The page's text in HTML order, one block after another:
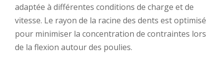
adaptée à différentes conditions de charge et de
vitesse. Le rayon de la racine des dents est optimisé
pour minimiser la concentration de contraintes lors
de la flexion autour des poulies.